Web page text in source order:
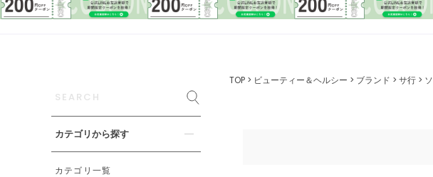
カテゴリから探す
カテゴリ一覧
TOP ビューティー＆ヘルシー ブランド サ行 ソ